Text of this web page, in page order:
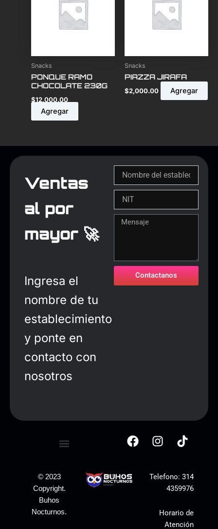
Snacks
PONQUE RAMO
CHOCOLATE 230G
$12,000.00
Agregar
Snacks
PIAZZA JIRAFA
$2,000.00 Agregar
Ventas
al por
mayor 🚀
Ingresa el
nombre de tu
establecimiento
y ponte en
contacto con
nosotros
Contactanos
© 2023
Copyright.
Buhos
Nocturnos.
Telefono:314
4359976
Horario de
Atención